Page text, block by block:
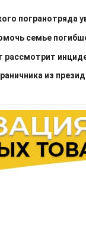
погранотряда
семье
из